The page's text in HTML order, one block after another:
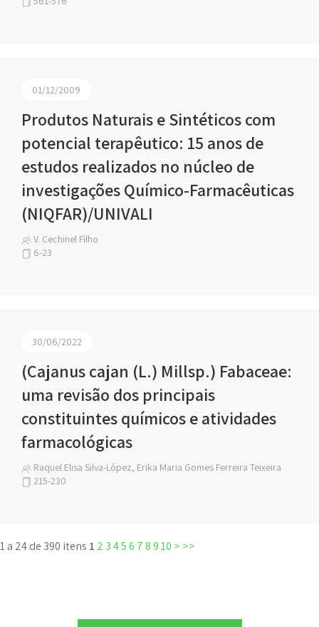
01/12/2009
Produtos Naturais e Sintéticos com
potencial terapêutico: 15 anos de
estudos realizados no núcleo de
investigações Químico-Farmacêuticas
(NIQFAR)/UNIVALI
V. Cechinel Filho
6-23
30/06/2022
(Cajanus cajan (L.) Millsp.) Fabaceae:
uma revisão dos principais
constituintes químicos e atividades
farmacológicas
Raquel Elisa Silva-López, Erika Maria Gomes Ferreira Teixeira
215-230
1 a 24 de 390 itens 1 2 3456 78910 > >>